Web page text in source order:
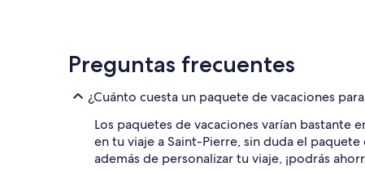
Preguntas frecuentes
¿Cuánto cuesta un paquete de vacaciones
Los paquetes de vacaciones varían bastante
en tu viaje a Saint-Pierre, sin duda el
además de personalizar tu viaje, ¡podrás